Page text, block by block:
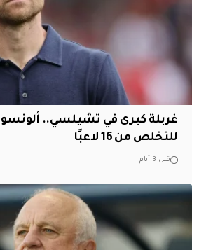
غربلة كبرى في تشيلسي..
للتخلص من 16 لاعبًا
قبل 3 أيام